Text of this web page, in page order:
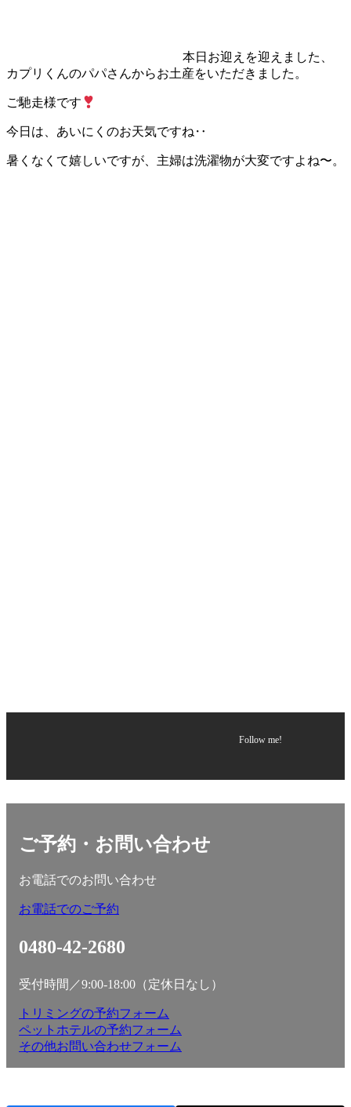
本日お迎えを迎えました、
カプリくんのパパさんからお土産をいただきました。
ご馳走様です
今日は、あいにくのお天気ですね‥
暑くなくて嬉しいですが、主婦は洗濯物が大変ですよね〜。
Follow me!
ご予約・お問い合わせ
お電話でのお問い合わせ
お電話でのご予約
0480-42-2680
受付時間／9:00-18:00（定休日なし）
トリミングの予約フォーム
ペットホテルの予約フォーム
その他お問い合わせフォーム